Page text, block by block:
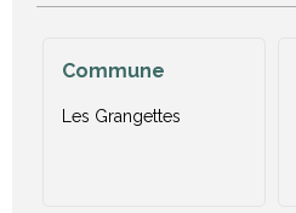
Commune
Les Grangettes